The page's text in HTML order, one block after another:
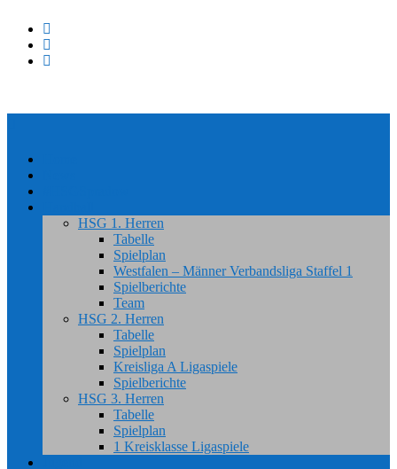
HSG 1. Herren
Tabelle
Spielplan
Westfalen – Männer Verbandsliga Staffel 1
Spielberichte
Team
HSG 2. Herren
Tabelle
Spielplan
Kreisliga A Ligaspiele
Spielberichte
HSG 3. Herren
Tabelle
Spielplan
1 Kreisklasse Ligaspiele